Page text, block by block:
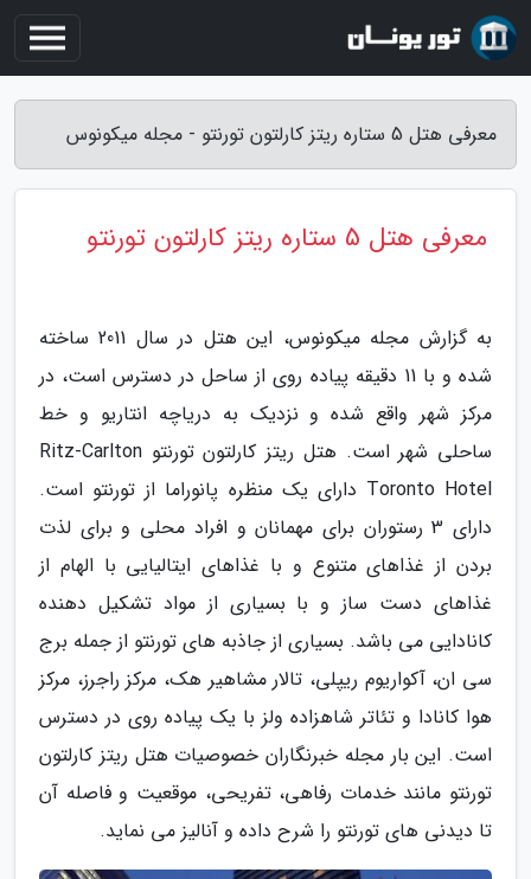
معرفی هتل 5 ستاره ریتز کارلتون تورنتو - مجله میکونوس
معرفی هتل 5 ستاره ریتز کارلتون تورنتو
به گزارش مجله میکونوس، این هتل در سال 2011 ساخته
شده و با 11 دقیقه پیاده روی از ساحل در دسترس است، در
مرکز شهر واقع شده و نزدیک به دریاچه انتاریو و خط
ساحلی شهر است. هتل ریتز کارلتون تورنتو Ritz-Carlton
Toronto Hotel دارای یک منظره پانوراما از تورنتو است.
دارای 3 رستوران برای مهمانان و افراد محلی و برای لذت
بردن از غذاهای متنوع و با غذاهای ایتالیایی با الهام از
غذاهای دست ساز و با بسیاری از مواد تشکیل دهنده
کانادایی می باشد. بسیاری از جاذبه های تورنتو از جمله برج
سی ان، آکواریوم ریپلی، تالار مشاهیر هک، مرکز راجرز، مرکز
هوا کانادا و تئاتر شاهزاده ولز با یک پیاده روی در دسترس
است. این بار مجله خبرنگاران خصوصیات هتل ریتز کارلتون
تورنتو مانند خدمات رفاهی، تفریحی، موقعیت و فاصله آن
تا دیدنی های تورنتو را شرح داده و آنالیز می نماید.